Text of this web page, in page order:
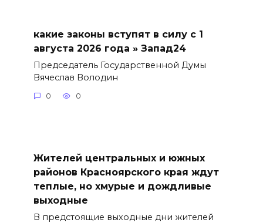
какие законы вступят в силу с 1
августа 2026 года » Запад24
Председатель Государственной Думы
Вячеслав Володин
0 0
Жителей центральных и южных
районов Красноярского края ждут
теплые, но хмурые и дождливые
выходные
В предстоящие выходные дни жителей